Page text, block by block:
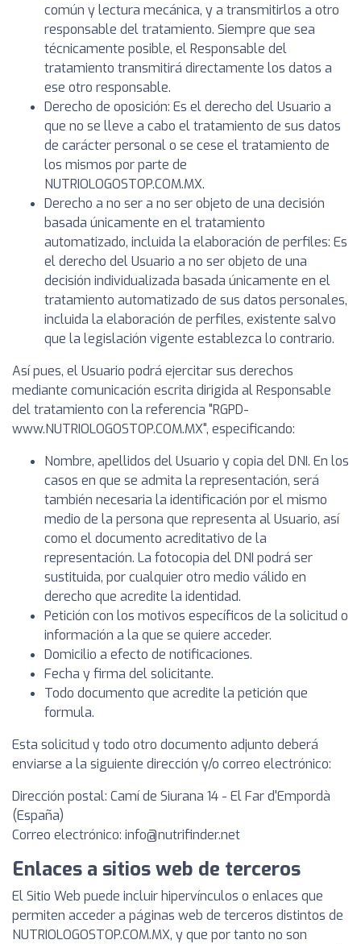
común y lectura mecánica, y a transmitirlos a otro
responsable del tratamiento. Siempre que sea
técnicamente posible, el Responsable del
tratamiento transmitirá directamente los datos a
ese otro responsable.
Derecho de oposición: Es el derecho del Usuario a
que no se lleve a cabo el tratamiento de sus datos
de carácter personal o se cese el tratamiento de
los mismos por parte de
NUTRIOLOGOSTOP.COM.MX.
Derecho a no ser a no ser objeto de una decisión
basada únicamente en el tratamiento
automatizado, incluida la elaboración de perfiles: Es
el derecho del Usuario a no ser objeto de una
decisión individualizada basada únicamente en el
tratamiento automatizado de sus datos personales,
incluida la elaboración de perfiles, existente salvo
que la legislación vigente establezca lo contrario.
Así pues, el Usuario podrá ejercitar sus derechos
mediante comunicación escrita dirigida al Responsable
del tratamiento con la referencia "RGPD-
www.NUTRIOLOGOSTOP.COM.MX", especificando:
Nombre, apellidos del Usuario y copia del DNI. En los
casos en que se admita la representación, será
también necesaria la identificación por el mismo
medio de la persona que representa al Usuario, así
como el documento acreditativo de la
representación. La fotocopia del DNI podrá ser
sustituida, por cualquier otro medio válido en
derecho que acredite la identidad.
Petición con los motivos específicos de la solicitud o
información a la que se quiere acceder.
Domicilio a efecto de notificaciones.
Fecha y firma del solicitante.
Todo documento que acredite la petición que
formula.
Esta solicitud y todo otro documento adjunto deberá
enviarse a la siguiente dirección y/o correo electrónico:
Dirección postal: Camí de Siurana 14 - El Far d'Empordà
(España)
Correo electrónico: info@nutrifinder.net
Enlaces a sitios web de terceros
El Sitio Web puede incluir hipervínculos o enlaces que
permiten acceder a páginas web de terceros distintos de
NUTRIOLOGOSTOP.COM.MX, y que por tanto no son